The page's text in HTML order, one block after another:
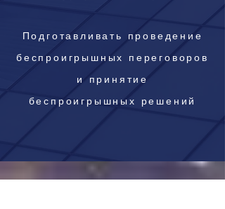
Подготавливать проведение
беспроигрышных переговоров
и принятие
беспроигрышных решений